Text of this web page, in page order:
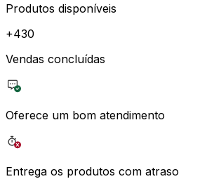
Produtos disponíveis
+430
Vendas concluídas
Oferece um bom atendimento
Entrega os produtos com atraso